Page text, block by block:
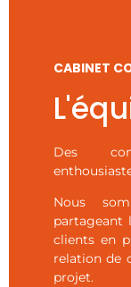
CABINET
Des
Nous
partageant
clients en
relation de
projet.